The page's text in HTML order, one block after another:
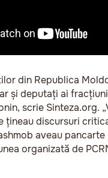
din Republica
și deputați ai
scrie Sinteza.org.
țineau discursuri
aveau
organizată de